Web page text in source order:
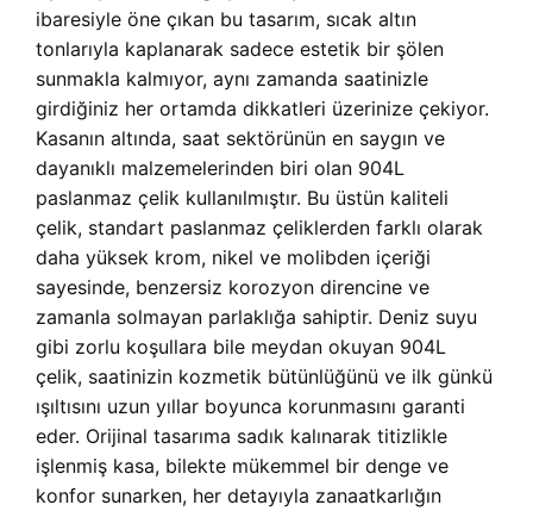
ibaresiyle öne çıkan bu tasarım, sıcak altın
tonlarıyla kaplanarak sadece estetik bir şölen
sunmakla kalmıyor, aynı zamanda saatinizle
girdiğiniz her ortamda dikkatleri üzerinize çekiyor.
Kasanın altında, saat sektörünün en saygın ve
dayanıklı malzemelerinden biri olan 904L
paslanmaz çelik kullanılmıştır. Bu üstün kaliteli
çelik, standart paslanmaz çeliklerden farklı olarak
daha yüksek krom, nikel ve molibden içeriği
sayesinde, benzersiz korozyon direncine ve
zamanla solmayan parlaklığa sahiptir. Deniz suyu
gibi zorlu koşullara bile meydan okuyan 904L
çelik, saatinizin kozmetik bütünlüğünü ve ilk günkü
ışıltısını uzun yıllar boyunca korunmasını garanti
eder. Orijinal tasarıma sadık kalınarak titizlikle
işlenmiş kasa, bilekte mükemmel bir denge ve
konfor sunarken, her detayıyla zanaatkarlığın